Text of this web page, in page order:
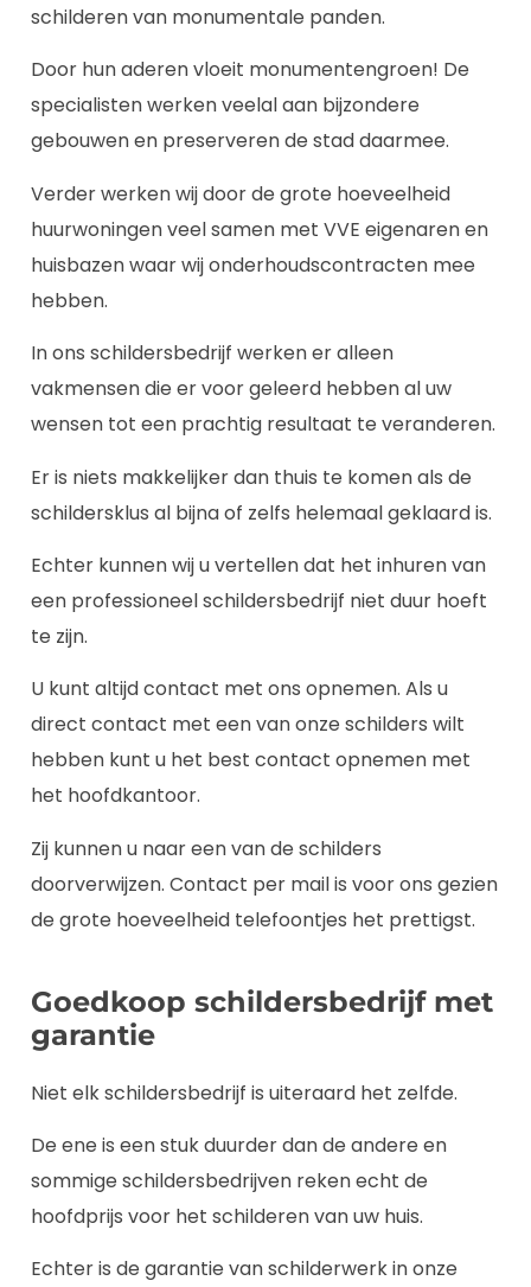
schilderen van monumentale panden.
Door hun aderen vloeit monumentengroen! De
specialisten werken veelal aan bijzondere
gebouwen en preserveren de stad daarmee.
Verder werken wij door de grote hoeveelheid
huurwoningen veel samen met VVE eigenaren en
huisbazen waar wij onderhoudscontracten mee
hebben.
In ons schildersbedrijf werken er alleen
vakmensen die er voor geleerd hebben al uw
wensen tot een prachtig resultaat te veranderen.
Er is niets makkelijker dan thuis te komen als de
schildersklus al bijna of zelfs helemaal geklaard is.
Echter kunnen wij u vertellen dat het inhuren van
een professioneel schildersbedrijf niet duur hoeft
te zijn.
U kunt altijd contact met ons opnemen. Als u
direct contact met een van onze schilders wilt
hebben kunt u het best contact opnemen met
het hoofdkantoor.
Zij kunnen u naar een van de schilders
doorverwijzen. Contact per mail is voor ons gezien
de grote hoeveelheid telefoontjes het prettigst.
Goedkoop schildersbedrijf met
garantie
Niet elk schildersbedrijf is uiteraard het zelfde.
De ene is een stuk duurder dan de andere en
sommige schildersbedrijven reken echt de
hoofdprijs voor het schilderen van uw huis.
Echter is de garantie van schilderwerk in onze